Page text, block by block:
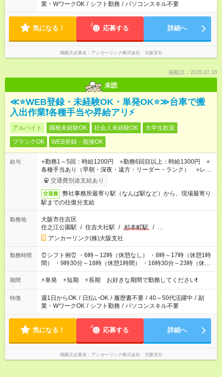
業・WワークOK / シフト勤務 / パソコンスキル不要
気になる！ 応募する 詳細へ
掲載元企業名 アンカーリンク株式会社 大阪支社
掲載日：2026.07.18
未読
≪⭐WEB登録・未経験OK・単発OK⭐≫台車で搬
入出作業❗各種手当や昇給アリ⚡
アルバイト 職種未経験OK 社会人未経験OK
大学生歓迎
ブランクOK
WEB登録・面接OK
給与
⭐勤務1～5回：時給1200円 ⭐勤務6回目以上：時給1300円 ⭐
各種手当あり（早朝・深夜・遠方・リーダー・ランク） ⭐レギ
ュラー手当（週4日以上の勤務で時給UP！1400～2600円の実績
あり）
交通費別途支給あり
交通費
弊社事務所最寄り駅（なんば駅など）から、現場最寄り
駅までの往復分支給
勤務地
大阪市住吉区
住之江公園駅 / 住吉大社駅 / 杉本町駅 / …
アンカーリンク(株)大阪支社
勤務時間
⏰シフト例⏰ ・6時～12時（休憩なし） ・8時～17時（休憩1時
間） ・9時30分～18時（休憩1時間） ・16時30分～23時（休憩
なし） ・17時～23時（休憩なし） ・20時～23時（休憩なし）
・18時～24時（休憩なし） ※案件や日程により変動がありま
期間 ⚡単発 ⚡短期 ⚡長期 お好きな期間で勤務してください❗
特徴 週1日からOK / 日払いOK / 履歴書不要 / 40～50代活躍中 / 副
業・WワークOK / シフト勤務 / パソコンスキル不要
気になる！ 応募する 詳細へ
掲載元企業名 アンカーリンク株式会社 大阪支社